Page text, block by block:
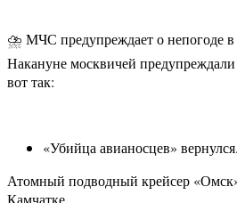
⛈ МЧС предупреждает о непогоде в
Накануне москвичей
вот так:
«Убийца авианосцев» вернулся.
Атомный подводный крейсер «Омск»